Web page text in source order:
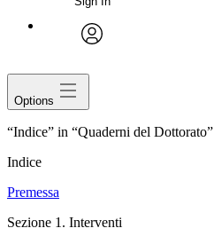
Options
“Indice” in “Quaderni del Dottorato”
Indice
Premessa
Sezione 1. Interventi